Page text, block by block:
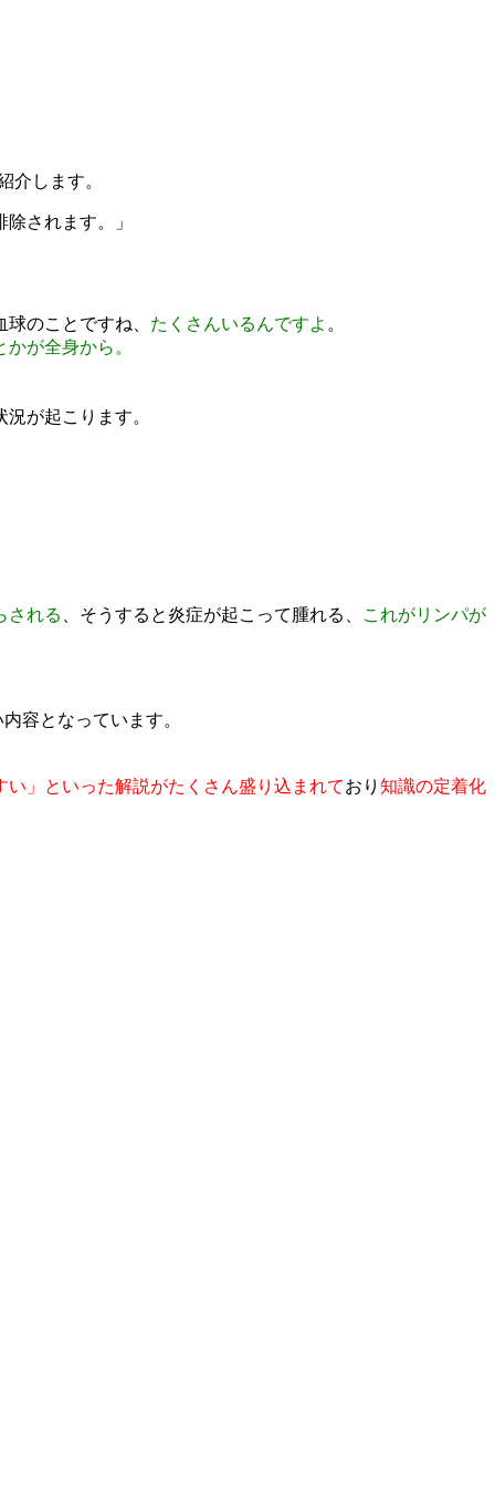
介します。
されます。」
のことですね、 たくさんいるんですよ 。
が全身から。
況が起こります。
される 、そうすると炎症が起こって腫れる、
これがリンパが
容となっています。
い」といった解説がたくさん盛り込まれており 知識の定着化